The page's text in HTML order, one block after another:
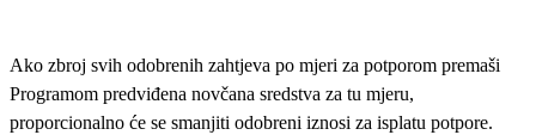
Ako zbroj svih odobrenih zahtjeva po mjeri za potporom premaši
Programom predviđena novčana sredstva za tu mjeru,
proporcionalno će se smanjiti odobreni iznosi za isplatu potpore.